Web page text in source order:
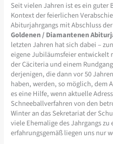
Seit vielen Jahren ist es ein
Kontext der feierlichen
Abiturjahrgangs mit Abschluss
Goldenen / Diamantenen
letzten Jahren hat sich dabei –
eigene Jubiläumsfeier entwickelt
der Cäciteria und einem
derjenigen, die dann vor 50
haben, werden, so möglich, dem
es eine Hilfe, wenn aktuelle
Schneeballverfahren von den
Winter an das Sekretariat der
viele Ehemalige des Jahrgangs
erfahrungsgemäß liegen uns nur